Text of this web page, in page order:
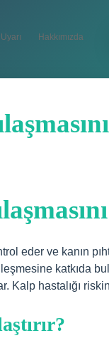
Hakkımızda
eder ve kanın
katkıda
Kalp hastalığı